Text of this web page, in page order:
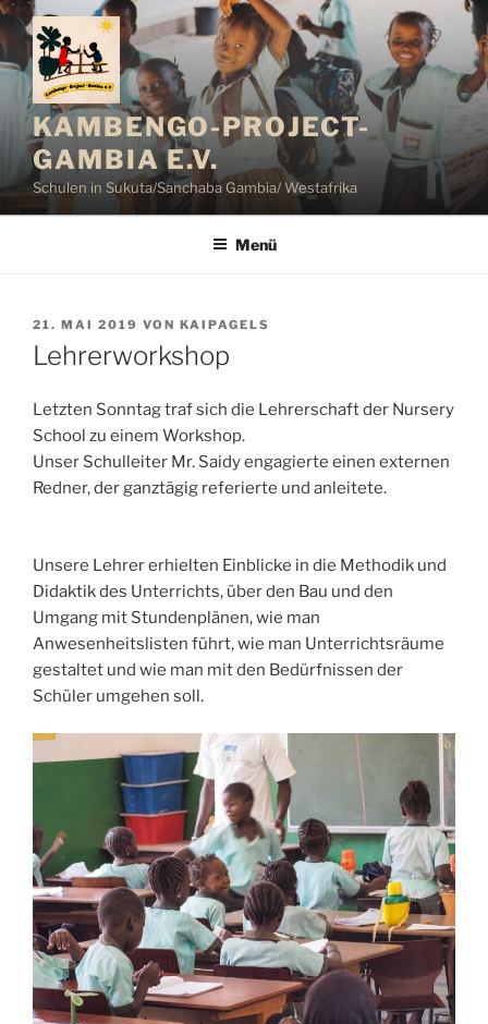
Zum
Inhalt
springen
KAMBENGO-PROJECT-
GAMBIA E.V.
Schulen in Sukuta/Sanchaba Gambia/ Westafrika
Menü
VERÖFFENTLICHT
AM
21. MAI 2019 VON KAIPAGELS
Lehrerworkshop
Letzten Sonntag traf sich die Lehrerschaft der Nursery
School zu einem Workshop.
Unser Schulleiter Mr. Saidy engagierte einen externen
Redner, der ganztägig referierte und anleitete.
Unsere Lehrer erhielten Einblicke in die Methodik und
Didaktik des Unterrichts, über den Bau und den
Umgang mit Stundenplänen, wie man
Anwesenheitslisten führt, wie man Unterrichtsräume
gestaltet und wie man mit den Bedürfnissen der
Schüler umgehen soll.